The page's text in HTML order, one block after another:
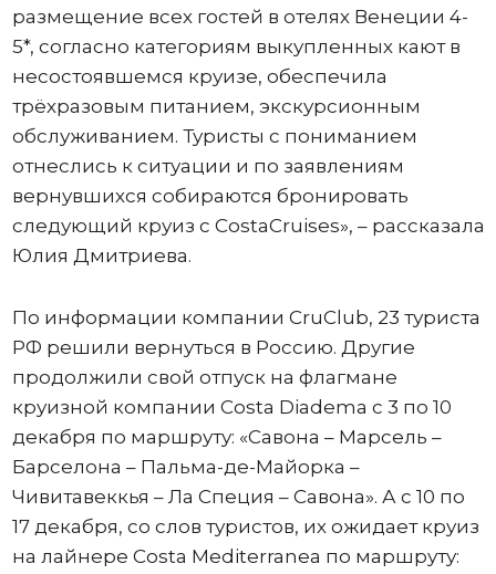
размещение всех гостей в отелях Венеции 4-
5*, согласно категориям выкупленных кают в
несостоявшемся круизе, обеспечила
трёхразовым питанием, экскурсионным
обслуживанием. Туристы с пониманием
отнеслись к ситуации и по заявлениям
вернувшихся собираются бронировать
следующий круиз с CostaCruises», – рассказала
Юлия Дмитриева.
По информации компании CruClub, 23 туриста
РФ решили вернуться в Россию. Другие
продолжили свой отпуск на флагмане
круизной компании Costa Diadema с 3 по 10
декабря по маршруту: «Савона – Марсель –
Барселона – Пальма-де-Майорка –
Чивитавеккья – Ла Специя – Савона». А с 10 по
17 декабря, со слов туристов, их ожидает круиз
на лайнере Costa Mediterranea по маршруту: